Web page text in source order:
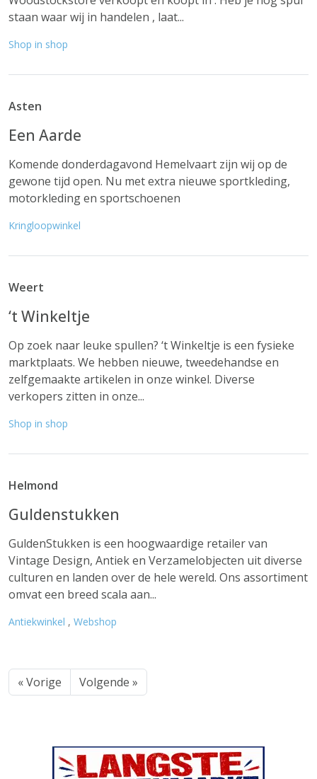
staan waar wij in handelen , laat...
Shop in shop
Asten
Een Aarde
Komende donderdagavond Hemelvaart zijn wij op de
gewone tijd open. Nu met extra nieuwe sportkleding,
motorkleding en sportschoenen
Kringloopwinkel
Weert
‘t Winkeltje
Op zoek naar leuke spullen? ‘t Winkeltje is een fysieke
marktplaats. We hebben nieuwe, tweedehandse en
zelfgemaakte artikelen in onze winkel. Diverse
verkopers zitten in onze...
Shop in shop
Helmond
Guldenstukken
GuldenStukken is een hoogwaardige retailer van
Vintage Design, Antiek en Verzamelobjecten uit diverse
culturen en landen over de hele wereld. Ons assortiment
omvat een breed scala aan...
Antiekwinkel , Webshop
« Vorige Volgende »